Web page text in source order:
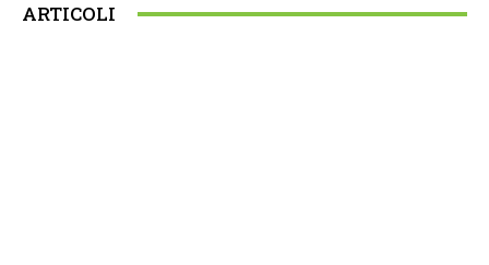
ARTICOLI